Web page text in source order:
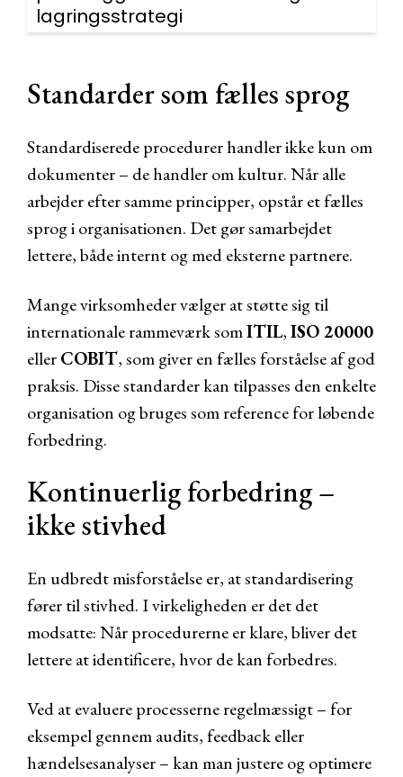
lagringsstrategi
Standarder som fælles sprog
Standardiserede procedurer handler ikke kun om
dokumenter – de handler om kultur. Når alle
arbejder efter samme principper, opstår et fælles
sprog i organisationen. Det gør samarbejdet
lettere, både internt og med eksterne partnere.
Mange virksomheder vælger at støtte sig til
internationale rammeværk somITIL,ISO 20000
ellerCOBIT, som giver en fælles forståelse af god
praksis. Disse standarder kan tilpasses den enkelte
organisation og bruges som reference for løbende
forbedring.
Kontinuerlig forbedring –
ikke stivhed
En udbredt misforståelse er, at standardisering
fører til stivhed. I virkeligheden er det det
modsatte: Når procedurerne er klare, bliver det
lettere at identificere, hvor de kan forbedres.
Ved at evaluere processerne regelmæssigt – for
eksempel gennem audits, feedback eller
hændelsesanalyser – kan man justere og optimere